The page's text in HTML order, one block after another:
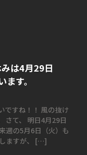
は4月29日
す。
ですね！！ 風の抜け
さて、 明日4月29日
週の5月6日（火）も
ますが、 […]